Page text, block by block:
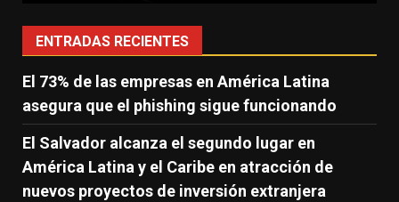
ENTRADAS RECIENTES
El 73% de las empresas en América Latina
asegura que el phishing sigue funcionando
El Salvador alcanza el segundo lugar en
América Latina y el Caribe en atracción de
nuevos proyectos de inversión extranjera